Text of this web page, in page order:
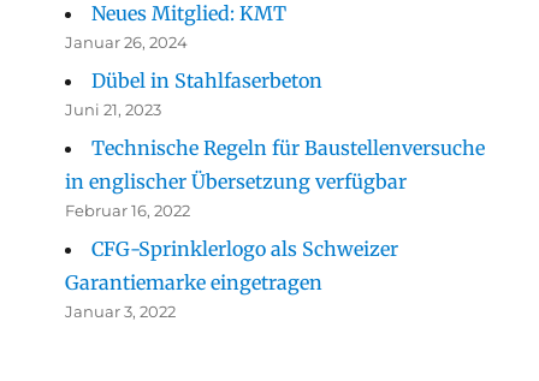
Neues Mitglied: KMT
Januar 26, 2024
Dübel in Stahlfaserbeton
Juni 21, 2023
Technische Regeln für Baustellenversuche
in englischer Übersetzung verfügbar
Februar 16, 2022
CFG-Sprinklerlogo als Schweizer
Garantiemarke eingetragen
Januar 3, 2022